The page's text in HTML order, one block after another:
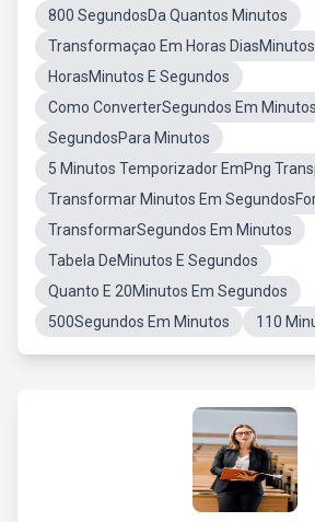
800 SegundosDa Quantos Minutos
Transformaçao Em Horas
HorasMinutos E Segundos
Como ConverterSegundos Em Minutos
SegundosPara Minutos
5 Minutos Temporizador EmPng
Transformar Minutos Em
TransformarSegundos Em Minutos
Tabela DeMinutos E Segundos
Quanto E 20Minutos Em Segundos
500Segundos Em Minutos
110